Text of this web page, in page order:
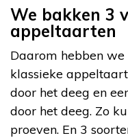
We bakken 3
appeltaarten
Daarom hebben
klassieke
door het deeg en
door het deeg. Zo
proeven. En 3